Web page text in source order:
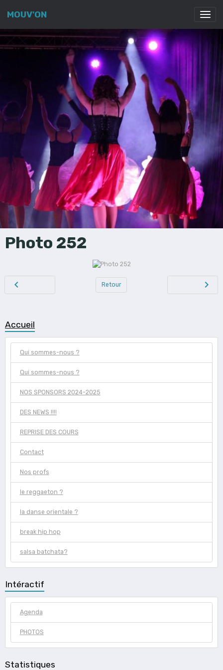
MOUV'ON
Photo 252
Retour
Accueil
Qui sommes-nous ?
Qui sommes-nous ?
NOS SPONSORS 2024-2025
DES NEWS !!!!
REPRISE DES COURS
Contact
Nos profs
le reggaeton ?
la danse orientale ?
break hip hop
salsa batchata?
Intéractif
Agenda
PHOTOS
Statistiques